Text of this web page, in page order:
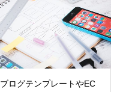
ブログテンプレートやEC